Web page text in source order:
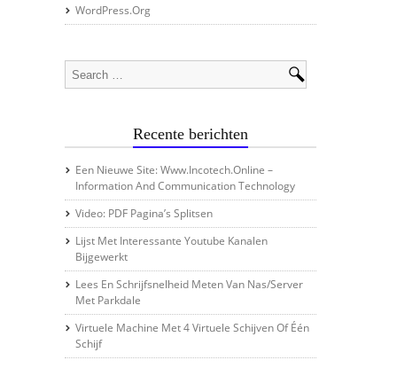
WordPress.org
Recente berichten
Een Nieuwe Site: Www.incotech.online –
Information And Communication Technology
Video: PDF Pagina’s Splitsen
Lijst Met Interessante Youtube Kanalen
Bijgewerkt
Lees En Schrijfsnelheid Meten Van Nas/server
Met Parkdale
Virtuele Machine Met 4 Virtuele Schijven Of Één
Schijf